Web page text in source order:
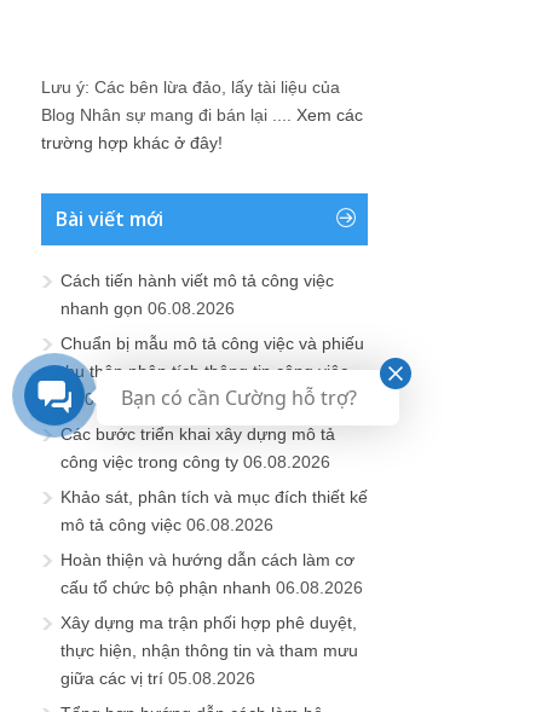
Cách tiến hành viết mô tả công việc
Chuẩn bị mẫu mô tả công việc và phiếu
thu thập phân tích thông tin công việc
Các bước triển khai xây dựng mô tả
công việc trong công ty
Khảo sát, phân tích và mục đích thiết kế
mô tả công việc
Hoàn thiện và hướng dẫn cách làm cơ
cấu tổ chức bộ phận nhanh 06.08.2026
Xây dựng ma trận phối hợp phê duyệt,
thực hiện, nhận thông tin và tham mưu
giữa các vị trí 05.08.2026
Tổng hợp hướng dẫn cách làm hệ
thống phân quyền kí duyệt cho các vị trí
trong công ty 05.08.2026
Xác định quyền bộ phận và phân quyền
cho các vị trí
05.08.2026
Bạn có cần Cường hỗ trợ?